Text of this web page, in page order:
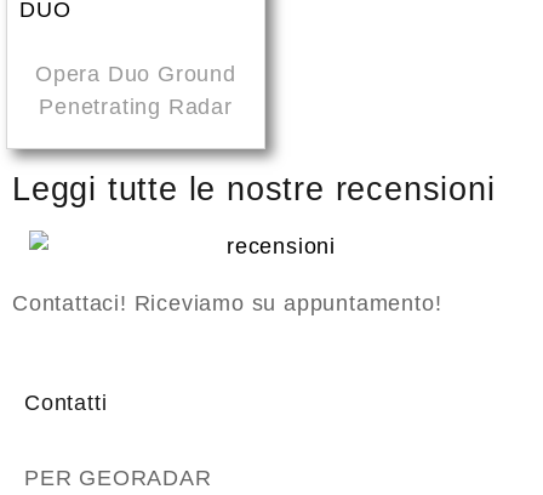
Opera Duo Ground
Penetrating Radar
Leggi tutte le nostre recensioni
Contattaci! Riceviamo su appuntamento!
Contatti
PER GEORADAR